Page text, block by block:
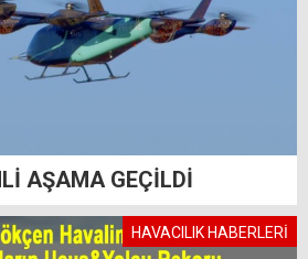
AŞAMA GEÇİLDİ
HAVACILIK HABERLERİ